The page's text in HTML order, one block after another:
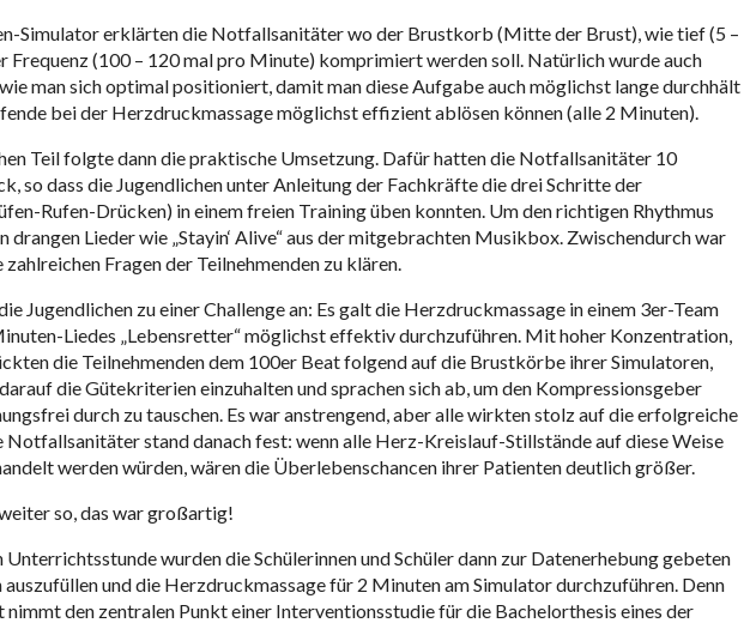
Simulator erklärten die Notfallsanitäter wo der Brustkorb (Mitte der Brust), wie tief (5 –
Frequenz (100 – 120 mal pro Minute) komprimiert werden soll. Natürlich wurde auch
man sich optimal positioniert, damit man diese Aufgabe auch möglichst lange durchhält
bei der Herzdruckmassage möglichst effizient ablösen können (alle 2 Minuten).
Teil folgte dann die praktische Umsetzung. Dafür hatten die Notfallsanitäter 10
so dass die Jugendlichen unter Anleitung der Fachkräfte die drei Schritte der
Rufen-Drücken) in einem freien Training üben konnten. Um den richtigen Rhythmus
drangen Lieder wie „Stayin‘ Alive“ aus der mitgebrachten Musikbox. Zwischendurch war
zahlreichen Fragen der Teilnehmenden zu klären.
Jugendlichen zu einer Challenge an: Es galt die Herzdruckmassage in einem 3er-Team
Liedes „Lebensretter“ möglichst effektiv durchzuführen. Mit hoher Konzentration,
die Teilnehmenden dem 100er Beat folgend auf die Brustkörbe ihrer Simulatoren,
die Gütekriterien einzuhalten und sprachen sich ab, um den Kompressionsgeber
durch zu tauschen. Es war anstrengend, aber alle wirkten stolz auf die erfolgreiche
Notfallsanitäter stand danach fest: wenn alle Herz-Kreislauf-Stillstände auf diese Weise
werden würden, wären die Überlebenschancen ihrer Patienten deutlich größer.
so, das war großartig!
Unterrichtsstunde wurden die Schülerinnen und Schüler dann zur Datenerhebung gebeten
auszufüllen und die Herzdruckmassage für 2 Minuten am Simulator durchzuführen. Denn
den zentralen Punkt einer Interventionsstudie für die Bachelorthesis eines der